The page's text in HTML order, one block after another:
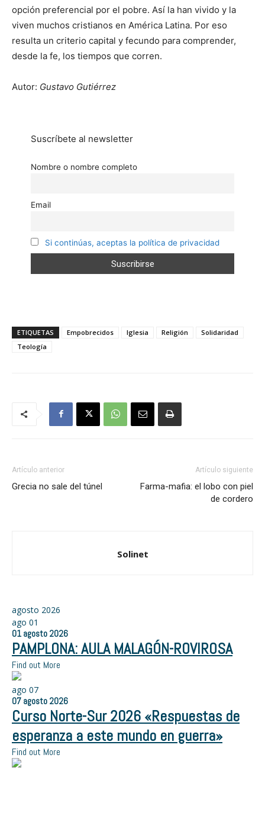
opción preferencial por el pobre. Así la han vivido y la
viven muchos cristianos en América Latina. Por eso
resulta un criterio capital y fecundo para comprender,
desde la fe, los tiempos que corren.
Autor: Gustavo Gutiérrez
Suscríbete al newsletter
Nombre o nombre completo
Email
Si continúas, aceptas la política de privacidad
ETIQUETAS Empobrecidos Iglesia Religión
Solidaridad
Teología
Artículo anterior
Grecia no sale del túnel
Artículo siguiente
Farma-mafia: el lobo con piel
de cordero
Solinet
agosto 2026
ago 01
01 agosto 2026
PAMPLONA: AULA MALAGÓN-ROVIROSA
Find out More
ago 07
07 agosto 2026
Curso Norte-Sur 2026 «Respuestas de
esperanza a este mundo en guerra»
Find out More